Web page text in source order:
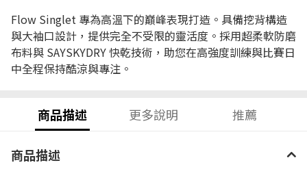
Flow Singlet 專為高溫下的巔峰表現打造。具備挖背構造
與大袖口設計，提供完全不受限的靈活度。採用超柔軟防磨
布料與 SAYSKYDRY 快乾技術，助您在高強度訓練與比賽日
中全程保持酷涼與專注。
商品描述 更多說明 推薦
商品描述